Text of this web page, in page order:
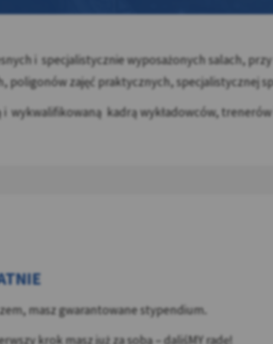
i specjalistycznie wyposażonych salach,
poligonów zajęć praktycznych, specjalistycznej
i wykwalifikowaną kadrą wykładowców,
masz gwarantowane stypendium.
krok masz już za sobą – daliśMY radę!